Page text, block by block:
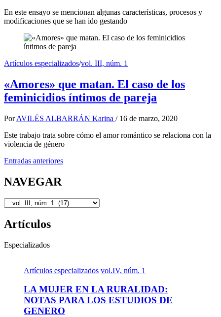
En este ensayo se mencionan algunas características, procesos y
modificaciones que se han ido gestando
Artículos especializados/vol. III, núm. 1
«Amores» que matan. El caso de los
feminicidios íntimos de pareja
Por AVILÉS ALBARRÁN Karina / 16 de marzo, 2020
Este trabajo trata sobre cómo el amor romántico se relaciona con la
violencia de género
Navegación
de
entradas
Entradas anteriores
NAVEGAR
NAVEGAR
Artículos
Especializados
Artículos especializados vol.IV, núm. 1
LA MUJER EN LA RURALIDAD:
NOTAS PARA LOS ESTUDIOS DE
GENERO